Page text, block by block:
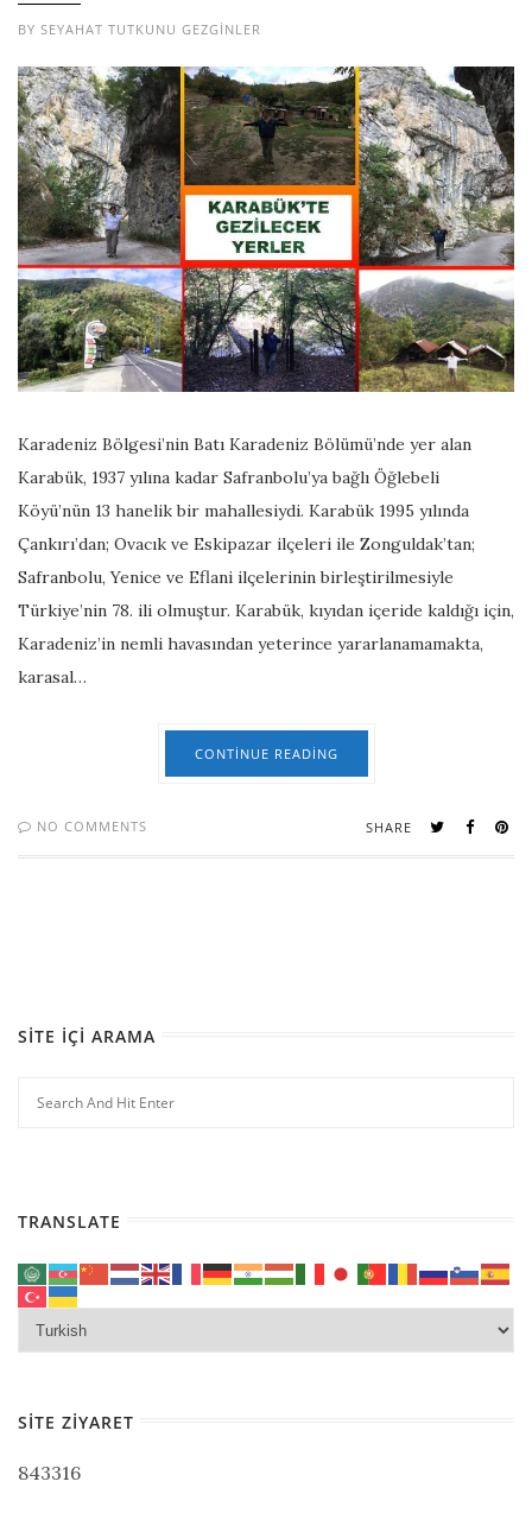
BY SEYAHAT TUTKUNU GEZGINLER
Karadeniz Bölgesi’nin Batı Karadeniz Bölümü’nde yer alan
Karabük, 1937 yılına kadar Safranbolu’ya bağlı Öğlebeli
Köyü’nün 13 hanelik bir mahallesiydi. Karabük 1995 yılında
Çankırı’dan; Ovacık ve Eskipazar ilçeleri ile Zonguldak’tan;
Safranbolu, Yenice ve Eflani ilçelerinin birleştirilmesiyle
Türkiye’nin 78. ili olmuştur. Karabük, kıyıdan içeride kaldığı için,
Karadeniz’in nemli havasından yeterince yararlanamamakta,
karasal…
CONTINUE READING
NO COMMENTS SHARE
SITE İÇI ARAMA
TRANSLATE
SITE ZIYARET
843316